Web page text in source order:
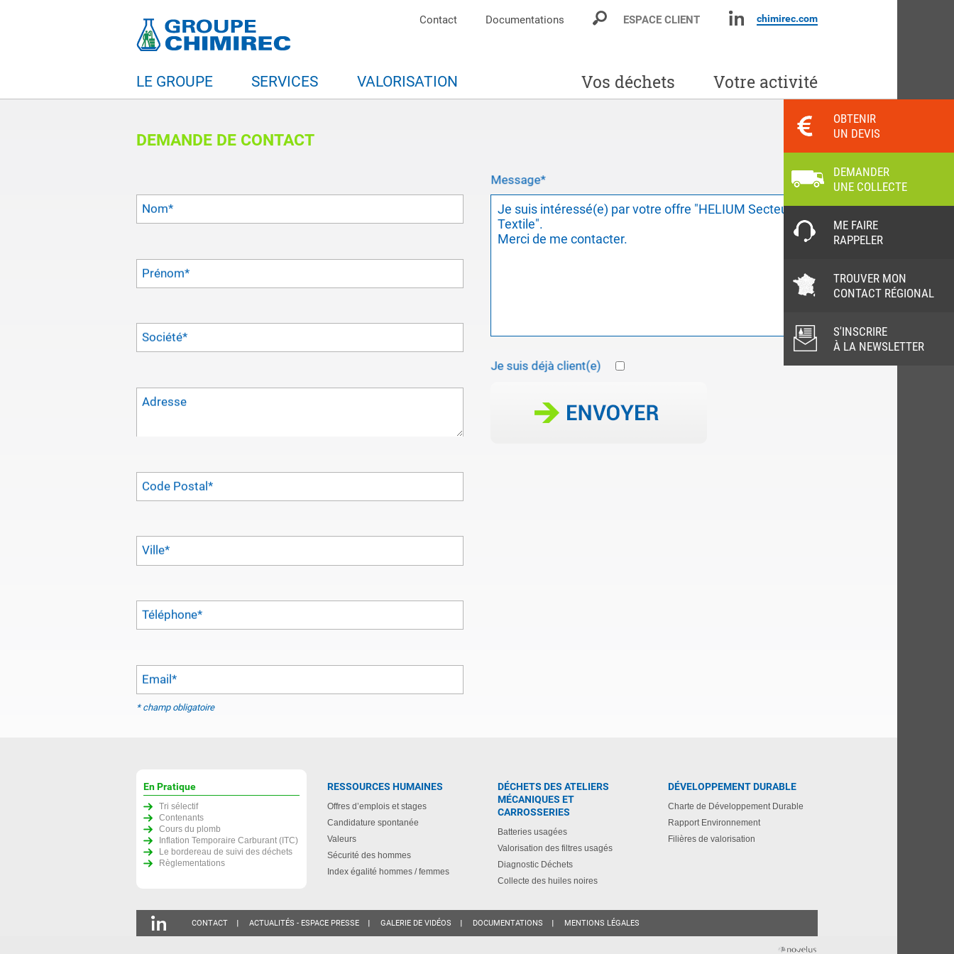
DEMANDE DE CONTACT
Nom*
Prénom*
Société*
Adresse
Code Postal*
Ville*
Téléphone*
Email*
Message*
Je suis déjà client(e)
* champ obligatoire
Contact Documentations ESPACE CLIENT chimirec.com
LE GROUPE SERVICES VALORISATION Vos déchets Votre activité
En Pratique
Tri sélectif
Contenants
Cours du plomb
Inflation Temporaire Carburant (ITC)
Le bordereau de suivi des déchets
Règlementations
RESSOURCES HUMAINES
Offres d’emplois et stages
Candidature spontanée
Valeurs
Sécurité des hommes
Index égalité hommes / femmes
DÉCHETS DES ATELIERS
MÉCANIQUES ET
CARROSSERIES
Batteries usagées
Valorisation des filtres usagés
Diagnostic Déchets
Collecte des huiles noires
DÉVELOPPEMENT DURABLE
Charte de Développement Durable
Rapport Environnement
Filières de valorisation
CONTACT ACTUALITÉS - ESPACE PRESSE GALERIE DE VIDÉOS DOCUMENTATIONS MENTIONS LÉGALES
OBTENIR
UN DEVIS
DEMANDER
UNE COLLECTE
ME FAIRE
RAPPELER
TROUVER MON
CONTACT RÉGIONAL
S'INSCRIRE
À LA NEWSLETTER